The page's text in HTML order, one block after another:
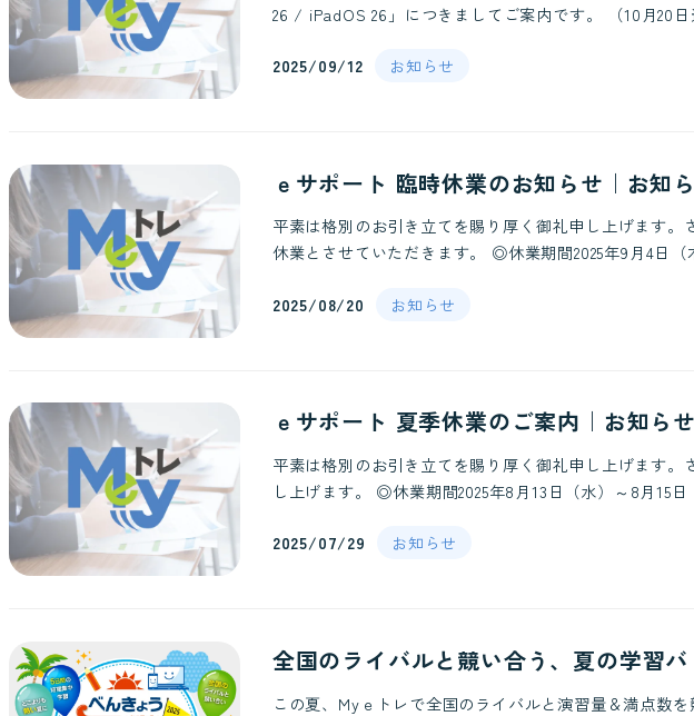
26 / iPadOS 26」につきましてご案内です。 （10月20
2025/09/12 お知らせ
ｅサポート 臨時休業のお知らせ｜お知
平素は格別のお引き立てを賜り厚く御礼申し上げます
休業とさせていただきます。 ◎休業期間2025年9月4日
2025/08/20 お知らせ
ｅサポート 夏季休業のご案内｜お知らせ
平素は格別のお引き立てを賜り厚く御礼申し上げます
し上げます。 ◎休業期間2025年8月13日（水）～8月15
2025/07/29 お知らせ
全国のライバルと競い合う、夏の学習
この夏、Myｅトレで全国のライバルと演習量＆満点数